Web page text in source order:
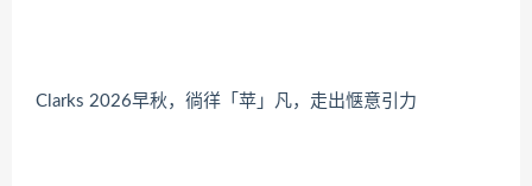
Clarks 2026早秋，徜徉「苹」凡，走出惬意引力